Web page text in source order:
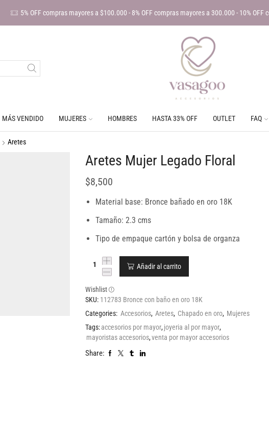
5% OFF compras mayores a $100.000 - 8% OFF compras mayores a 300.000 - 10%
MÁS VENDIDO MUJERES HOMBRES HASTA 33% OFF OUTLET FAQ
Aretes
Aretes Mujer Legado Floral
$8,500
Material base: Bronce bañado en oro 18K
Tamaño: 2.3 cms
Tipo de empaque cartón y bolsa de organza
Añadir al carrito
Wishlist
SKU: 112783 Bronce con baño en oro 18K
Categories: Accesorios, Aretes, Chapado en oro, Mujeres
Tags:accesorios por mayor,joyeria al por mayor,
mayoristas accesorios,venta por mayor accesorios
Share: